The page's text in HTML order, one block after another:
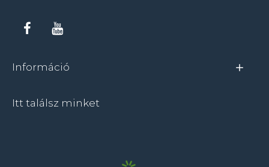
Információ
Itt találsz minket